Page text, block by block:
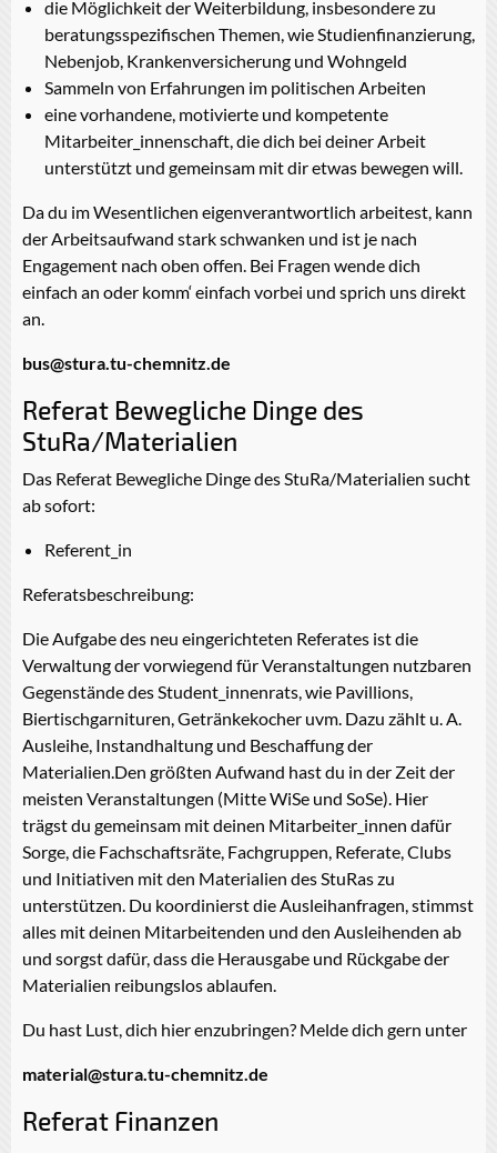
die Möglichkeit der Weiterbildung, insbesondere zu
beratungsspezifischen Themen, wie Studienfinanzierung,
Nebenjob, Krankenversicherung und Wohngeld
Sammeln von Erfahrungen im politischen Arbeiten
eine vorhandene, motivierte und kompetente
Mitarbeiter_innenschaft, die dich bei deiner Arbeit
unterstützt und gemeinsam mit dir etwas bewegen will.
Da du im Wesentlichen eigenverantwortlich arbeitest, kann
der Arbeitsaufwand stark schwanken und ist je nach
Engagement nach oben offen. Bei Fragen wende dich
einfach an oder komm‘ einfach vorbei und sprich uns direkt
an.
bus@stura.tu-chemnitz.de
Referat Bewegliche Dinge des
StuRa/Materialien
Das Referat Bewegliche Dinge des StuRa/Materialien sucht
ab sofort:
Referent_in
Referatsbeschreibung:
Die Aufgabe des neu eingerichteten Referates ist die
Verwaltung der vorwiegend für Veranstaltungen nutzbaren
Gegenstände des Student_innenrats, wie Pavillions,
Biertischgarnituren, Getränkekocher uvm. Dazu zählt u. A.
Ausleihe, Instandhaltung und Beschaffung der
Materialien.Den größten Aufwand hast du in der Zeit der
meisten Veranstaltungen (Mitte WiSe und SoSe). Hier
trägst du gemeinsam mit deinen Mitarbeiter_innen dafür
Sorge, die Fachschaftsräte, Fachgruppen, Referate, Clubs
und Initiativen mit den Materialien des StuRas zu
unterstützen. Du koordinierst die Ausleihanfragen, stimmst
alles mit deinen Mitarbeitenden und den Ausleihenden ab
und sorgst dafür, dass die Herausgabe und Rückgabe der
Materialien reibungslos ablaufen.
Du hast Lust, dich hier enzubringen? Melde dich gern unter
material@stura.tu-chemnitz.de
Referat Finanzen